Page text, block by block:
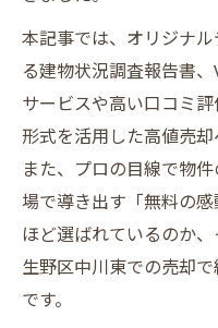
本記事では、オリジナ
る建物状況調査報告書
サービスや高い口コミ
形式を活用した高値売却
また、プロの目線で物
場で導き出す「無料の
ほど選ばれているのか
生野区中川東での売却
です。